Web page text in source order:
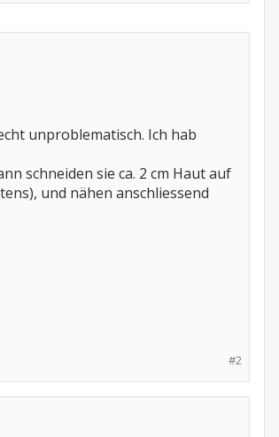
unproblematisch. Ich hab
schneiden sie ca. 2 cm Haut auf
und nähen anschliessend
#2